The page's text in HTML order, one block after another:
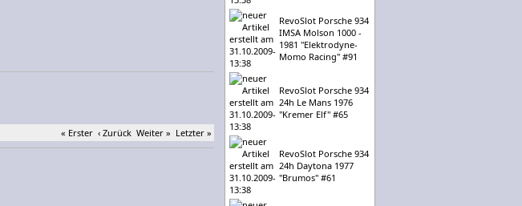
« Erster ‹ Zurück Weiter » Letzter »
RevoSlot Porsche 934
IMSA Molson 1000 -
1981 "Elektrodyne-
Momo Racing" #91
RevoSlot Porsche 934
24h Le Mans 1976
"Kremer Elf" #65
RevoSlot Porsche 934
24h Daytona 1977
"Brumos" #61